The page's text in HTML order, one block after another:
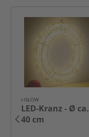
I-GLOW
LED-Kranz - Ø ca.
40 cm